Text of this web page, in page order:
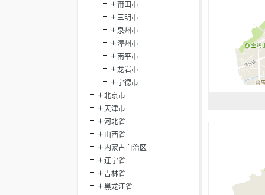
莆田市
三明市
泉州市
漳州市
南平市
龙岩市
宁德市
北京市
天津市
河北省
山西省
内蒙古自治区
辽宁省
吉林省
黑龙江省